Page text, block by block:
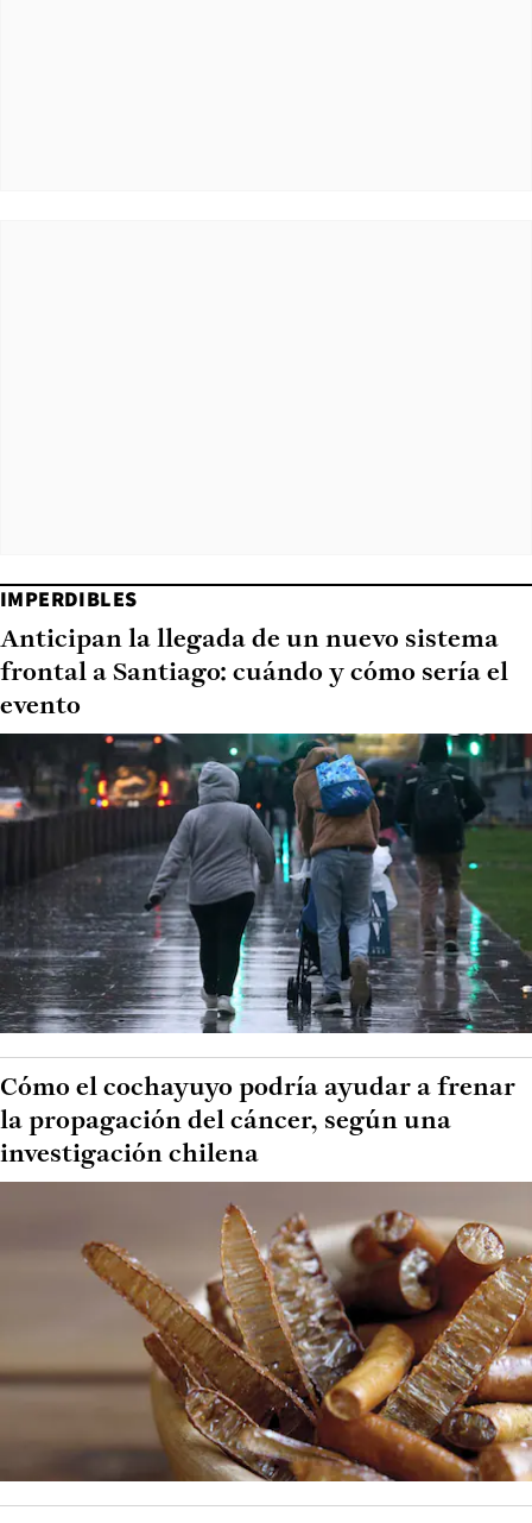
IMPERDIBLES
Anticipan la llegada de un nuevo sistema
frontal a Santiago: cuándo y cómo sería el
evento
Cómo el cochayuyo podría ayudar a frenar
la propagación del cáncer, según una
investigación chilena